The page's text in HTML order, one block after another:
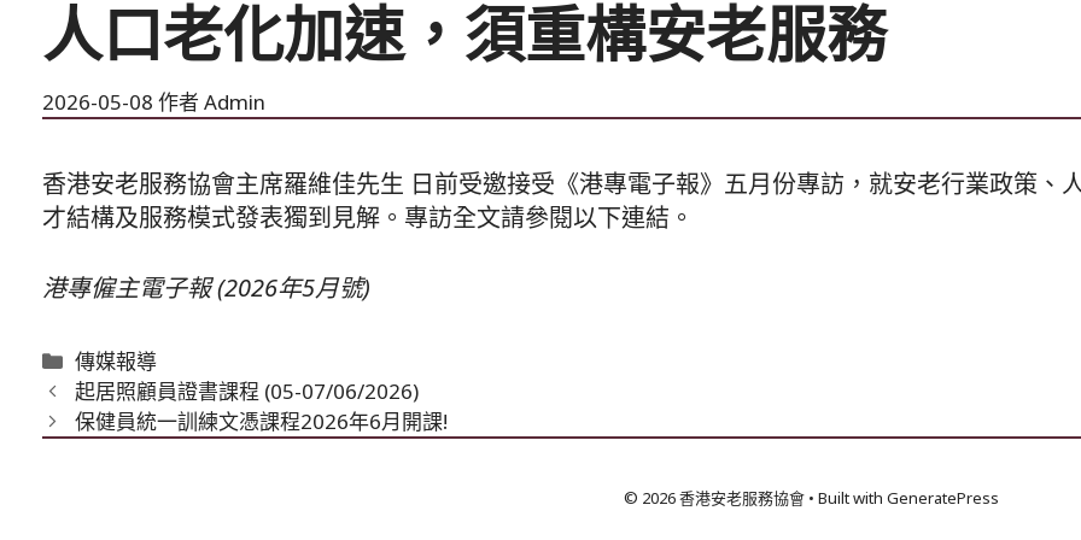
人口老化加速，須重構安老服務
2026-05-08 作者 Admin
香港安老服務協會主席羅維佳先生 日前受邀接受《港專電子報》五月份專訪，就安老行業政策、
才結構及服務模式發表獨到見解。專訪全文請參閱以下連結。
港專僱主電子報 (2026年5月號)
分
類
傳媒報導
起居照顧員證書課程 (05-07/06/2026)
保健員統一訓練文憑課程2026年6月開課!
© 2026 香港安老服務協會• Built with GeneratePress